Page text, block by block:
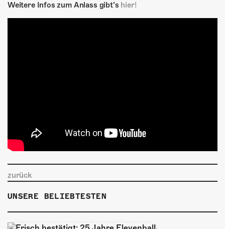
Weitere Infos zum Anlass gibt’s hier!
zurück
UNSERE BELIEBTESTEN